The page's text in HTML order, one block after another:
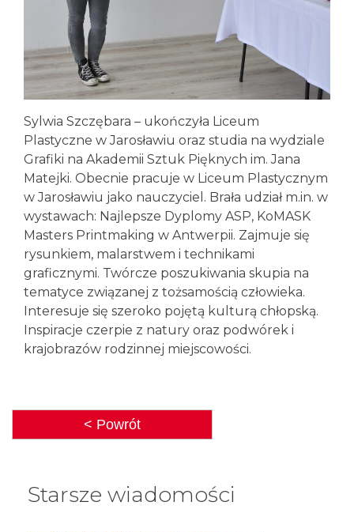
Sylwia Szczębara – ukończyła Liceum
Plastyczne w Jarosławiu oraz studia na wydziale
Grafiki na Akademii Sztuk Pięknych im. Jana
Matejki. Obecnie pracuje w Liceum Plastycznym
w Jarosławiu jako nauczyciel. Brała udział m.in. w
wystawach: Najlepsze Dyplomy ASP, KoMASK
Masters Printmaking w Antwerpii. Zajmuje się
rysunkiem, malarstwem i technikami
graficznymi. Twórcze poszukiwania skupia na
tematyce związanej z tożsamością człowieka.
Interesuje się szeroko pojętą kulturą chłopską.
Inspiracje czerpie z natury oraz podwórek i
krajobrazów rodzinnej miejscowości.
< Powrót
Starsze wiadomości